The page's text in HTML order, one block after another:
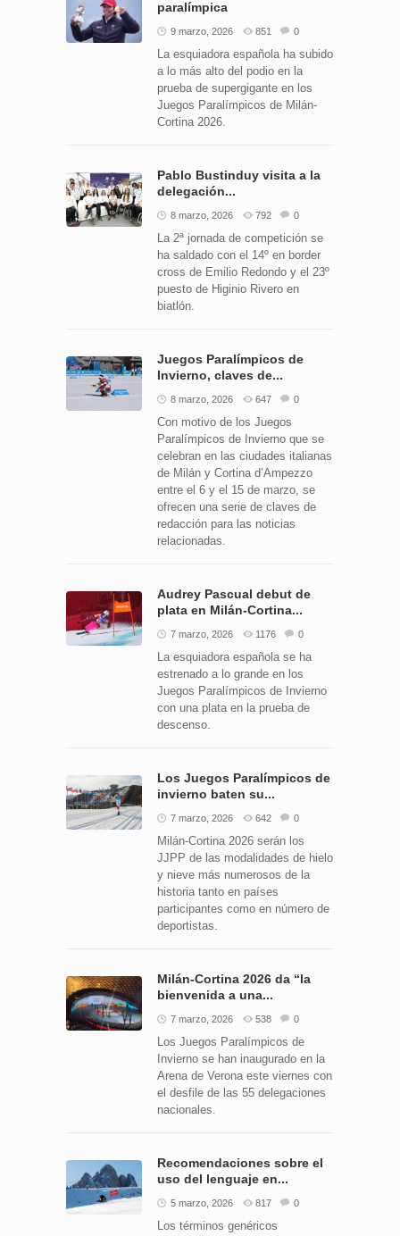
paralímpica
9 marzo, 2026 851 0
La esquiadora española ha subido
a lo más alto del podio en la
prueba de supergigante en los
Juegos Paralímpicos de Milán-
Cortina 2026.
Pablo Bustinduy visita a la
delegación...
8 marzo, 2026 792 0
La 2ª jornada de competición se
ha saldado con el 14º en border
cross de Emilio Redondo y el 23º
puesto de Higinio Rivero en
biatlón.
Juegos Paralímpicos de
Invierno, claves de...
8 marzo, 2026 647 0
Con motivo de los Juegos
Paralímpicos de Invierno que se
celebran en las ciudades italianas
de Milán y Cortina d’Ampezzo
entre el 6 y el 15 de marzo, se
ofrecen una serie de claves de
redacción para las noticias
relacionadas.
Audrey Pascual debut de
plata en Milán-Cortina...
7 marzo, 2026 1176 0
La esquiadora española se ha
estrenado a lo grande en los
Juegos Paralímpicos de Invierno
con una plata en la prueba de
descenso.
Los Juegos Paralímpicos de
invierno baten su...
7 marzo, 2026 642 0
Milán-Cortina 2026 serán los
JJPP de las modalidades de hielo
y nieve más numerosos de la
historia tanto en países
participantes como en número de
deportistas.
Milán-Cortina 2026 da “la
bienvenida a una...
7 marzo, 2026 538 0
Los Juegos Paralímpicos de
Invierno se han inaugurado en la
Arena de Verona este viernes con
el desfile de las 55 delegaciones
nacionales.
Recomendaciones sobre el
uso del lenguaje en...
5 marzo, 2026 817 0
Los términos genéricos